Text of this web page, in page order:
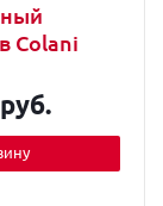
Colani